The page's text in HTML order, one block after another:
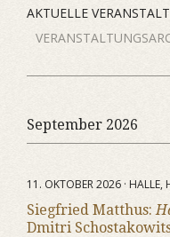
AKTUELLE
September 2026
11. OKTOBER 2026 ·
Siegfried Matthus:
Dmitri